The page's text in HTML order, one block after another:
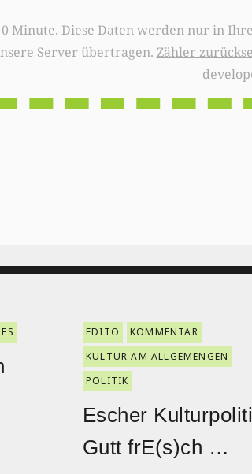
Server übertragen. Zähler
EDITO
KOMMENTAR
KULTUR AM ALLGEMENGEN
POLITIK
Escher
Gutt frE(s)ch …